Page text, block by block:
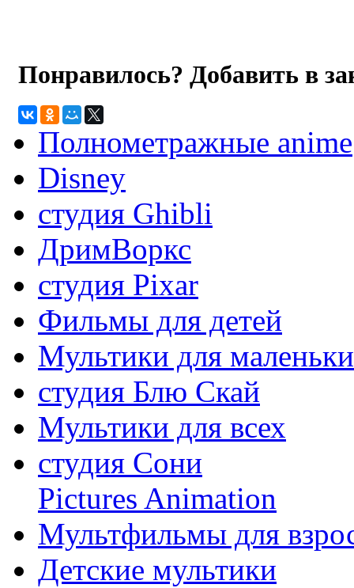
Понравилось? Добавить в
Полнометражные anime
Disney
студия Ghibli
ДримВоркс
студия Pixar
Фильмы для детей
Мультики для
студия Блю Скай
Мультики для всех
студия Сони
Pictures Animation
Мультфильмы для
Детские мультики